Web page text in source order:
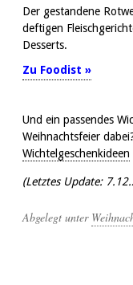
Der gestandene
deftigen
Desserts.
Zu Foodist »
Und ein passendes
Weihnachtsfeier
Wichtelgeschenkideen
(Letztes Update:
Abgelegt unter